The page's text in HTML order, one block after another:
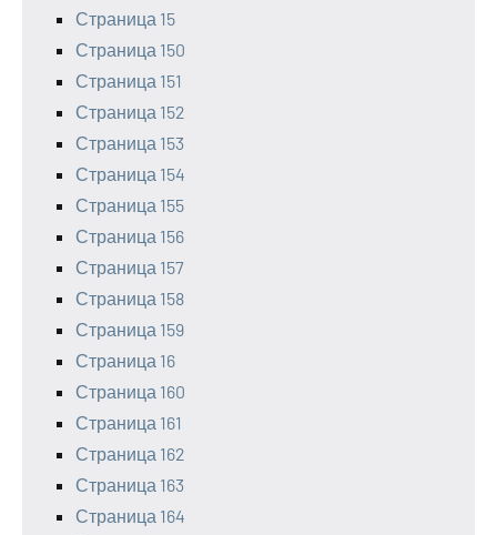
Страница 15
Страница 150
Страница 151
Страница 152
Страница 153
Страница 154
Страница 155
Страница 156
Страница 157
Страница 158
Страница 159
Страница 16
Страница 160
Страница 161
Страница 162
Страница 163
Страница 164